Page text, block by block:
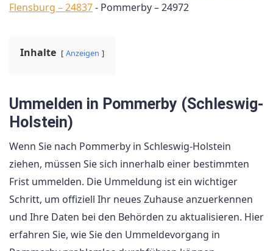
Flensburg – 24837- Pommerby – 24972
Inhalte Anzeigen
Ummelden in Pommerby (Schleswig-
Holstein)
Wenn Sie nach Pommerby in Schleswig-Holstein
ziehen, müssen Sie sich innerhalb einer bestimmten
Frist ummelden. Die Ummeldung ist ein wichtiger
Schritt, um offiziell Ihr neues Zuhause anzuerkennen
und Ihre Daten bei den Behörden zu aktualisieren. Hier
erfahren Sie, wie Sie den Ummeldevorgang in